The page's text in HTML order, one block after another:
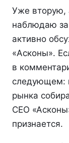
Уже вторую,
наблюдаю
активно
«Асконы».
в
следующем:
рынка
СЕО
признается.